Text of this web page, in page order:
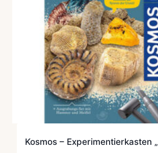
Kosmos – Experimentierkasten